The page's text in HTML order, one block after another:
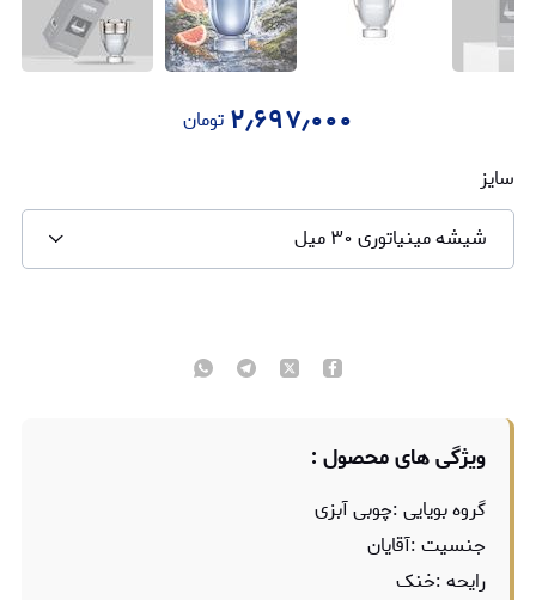
۲٫۶۹۷٫۰۰۰ تومان
سایز
شیشه مینیاتوری ۳۰ میل
ویژگی های محصول :
گروه بویایی :چوبی آبزی
جنسیت :آقایان
رایحه :خنک